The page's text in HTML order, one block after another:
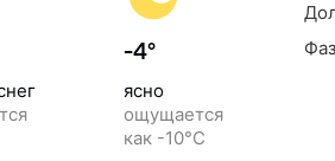
-4°
ясно
ощущается
как -10°C